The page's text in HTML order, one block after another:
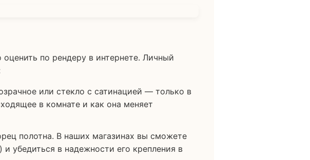
по рендеру в интернете. Личный
или стекло с сатинацией — только в
в комнате и как она меняет
полотна. В наших магазинах вы сможете
убедиться в надежности его крепления в